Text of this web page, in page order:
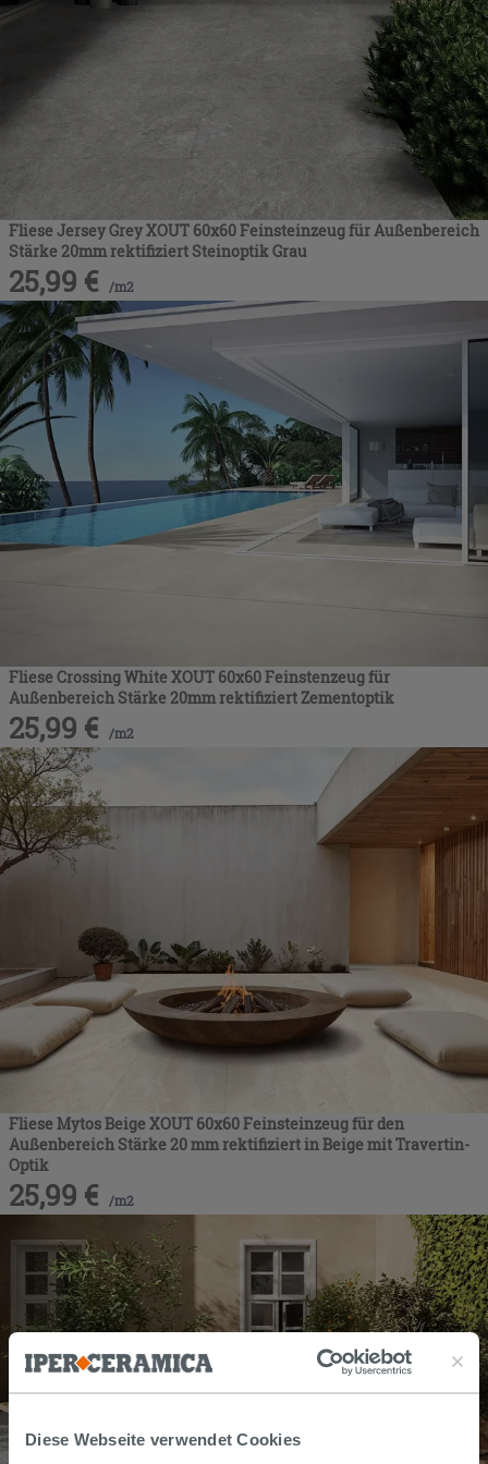
Diese Webseite verwendet Cookies
Fliese Jersey Grey XOUT 60x60 Feinsteinzeug für Außenbereich
Stärke 20mm rektifiziert Steinoptik Grau
25,99 € /m2
Fliese Crossing White XOUT 60x60 Feinstenzeug für
Außenbereich Stärke 20mm rektifiziert Zementoptik
25,99 € /m2
Fliese Mytos Beige XOUT 60x60 Feinsteinzeug für den
Außenbereich Stärke 20 mm rektifiziert in Beige mit Travertin-
Optik
25,99 € /m2